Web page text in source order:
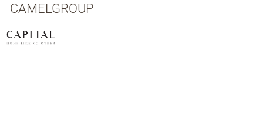
CAMELGROUP